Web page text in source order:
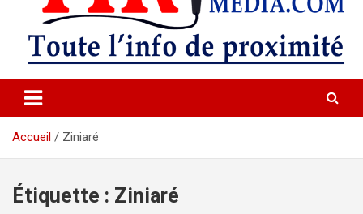
YIRIMEDIA
Accueil Ziniaré
Étiquette : Ziniaré